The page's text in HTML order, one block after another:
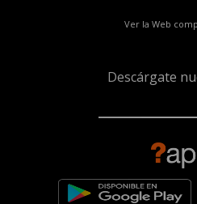
Ver la Web
Descárgate